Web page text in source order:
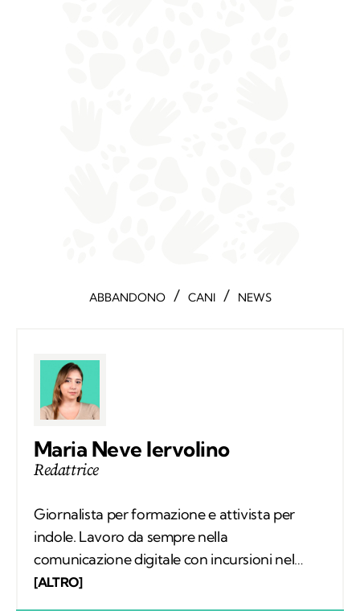
ABBANDONO / CANI / NEWS
Maria Neve Iervolino
Redattrice
Giornalista per formazione e attivista per
indole. Lavoro da sempre nella
comunicazione digitale con incursioni nel
mondo della carta stampata, dove mi sono
[ALTRO]